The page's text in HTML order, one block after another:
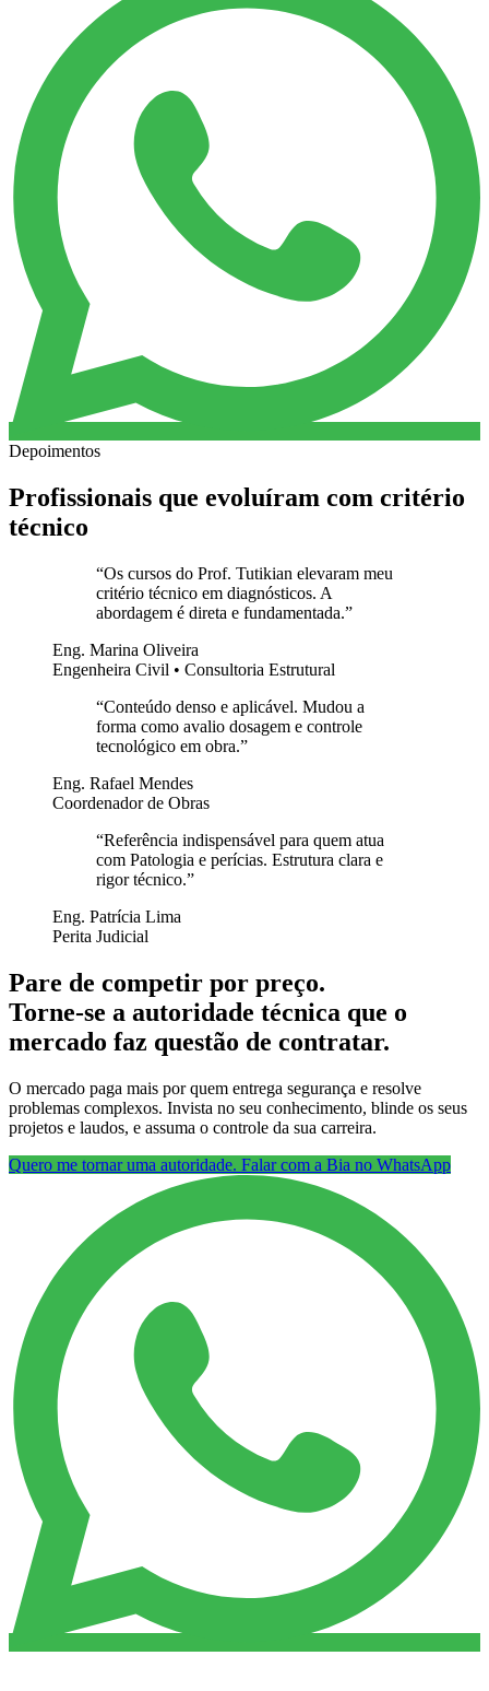
Depoimentos
Profissionais que evoluíram com critério
técnico
“Os cursos do Prof. Tutikian elevaram meu
critério técnico em diagnósticos. A
abordagem é direta e fundamentada.”
Eng. Marina Oliveira
Engenheira Civil • Consultoria Estrutural
“Conteúdo denso e aplicável. Mudou a
forma como avalio dosagem e controle
tecnológico em obra.”
Eng. Rafael Mendes
Coordenador de Obras
“Referência indispensável para quem atua
com Patologia e perícias. Estrutura clara e
rigor técnico.”
Eng. Patrícia Lima
Perita Judicial
Pare de competir por preço.
Torne-se a autoridade técnica que o
mercado faz questão de contratar.
O mercado paga mais por quem entrega segurança e resolve
problemas complexos. Invista no seu conhecimento, blinde os seus
projetos e laudos, e assuma o controle da sua carreira.
Quero me tornar uma autoridade. Falar com a Bia no WhatsApp